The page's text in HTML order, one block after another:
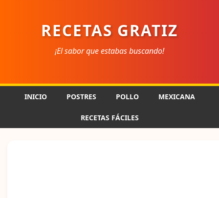
RECETAS GRATIZ
¡El sabor que estabas buscando!
INICIO POSTRES POLLO MEXICANA
RECETAS FÁCILES